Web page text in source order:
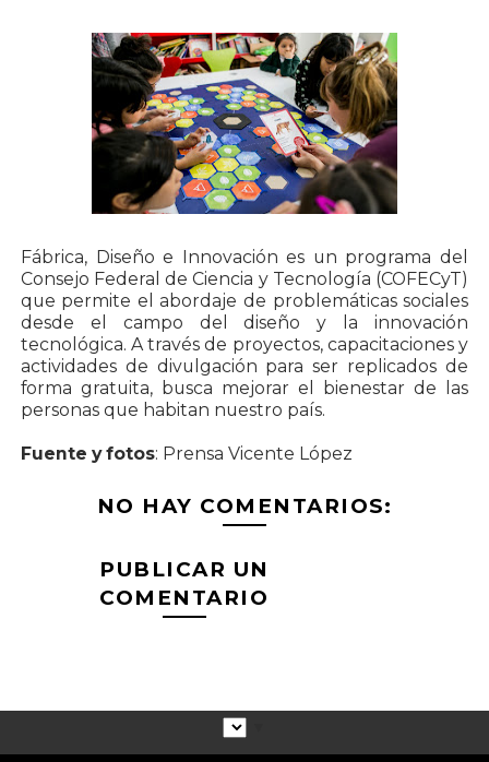
Fábrica, Diseño e Innovación es un programa del
Consejo Federal de Ciencia y Tecnología (COFECyT)
que permite el abordaje de problemáticas sociales
desde el campo del diseño y la innovación
tecnológica. A través de proyectos, capacitaciones y
actividades de divulgación para ser replicados de
forma gratuita, busca mejorar el bienestar de las
personas que habitan nuestro país.
Fuente y fotos: Prensa Vicente López
NO HAY COMENTARIOS:
PUBLICAR UN
COMENTARIO